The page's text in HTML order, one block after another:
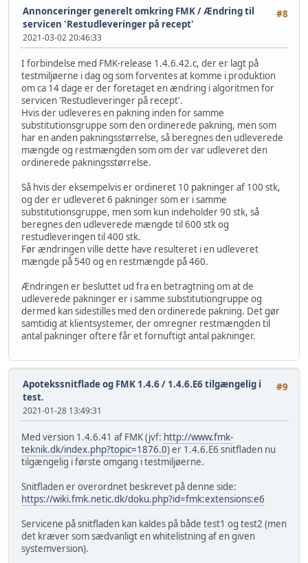
#8
Annonceringer generelt omkring FMK/Ændring til
servicen 'Restudleveringer på recept'
2021-03-02 20:46:33
I forbindelse med FMK-release 1.4.6.42.c, der er lagt på
testmiljøerne i dag og som forventes at komme i produktion
om ca 14 dage er der foretaget en ændring i algoritmen for
servicen 'Restudleveringer på recept'.
Hvis der udleveres en pakning inden for samme
substitutionsgruppe som den ordinerede pakning, men som
har en anden pakningsstørrelse, så beregnes den udleverede
mængde og restmængden som om der var udleveret den
ordinerede pakningsstørrelse.
Så hvis der eksempelvis er ordineret 10 pakninger af 100 stk,
og der er udleveret 6 pakninger som er i samme
substitutionsgruppe, men som kun indeholder 90 stk, så
beregnes den udleverede mængde til 600 stk og
restudleveringen til 400 stk.
Før ændringen ville dette have resulteret i en udleveret
mængde på 540 og en restmængde på 460.
Ændringen er besluttet ud fra en betragtning om at de
udleverede pakninger er i samme substitutiongruppe og
dermed kan sidestilles med den ordinerede pakning. Det gør
samtidig at klientsystemer, der omregner restmængden til
antal pakninger oftere får et fornuftigt antal pakninger.
#9
Apotekssnitflade og FMK 1.4.6/ 1.4.6.E6 tilgængelig i
test.
2021-01-28 13:49:31
Med version 1.4.6.41 af FMK (jvf: http://www.fmk-
teknik.dk/index.php?topic=1876.0) er 1.4.6.E6 snitfladen nu
tilgængelig i første omgang i testmiljøerne.
Snitfladen er overordnet beskrevet på denne side:
https://wiki.fmk.netic.dk/doku.php?id=fmk:extensions:e6
Servicene på snitfladen kan kaldes på både test1 og test2 (men
det kræver som sædvanligt en whitelistning af en given
systemversion).